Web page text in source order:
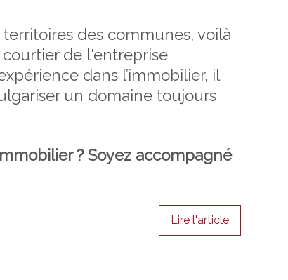
des communes, voilà
de l'entreprise
dans l’immobilier, il
un domaine toujours
? Soyez accompagné
Lire l'article